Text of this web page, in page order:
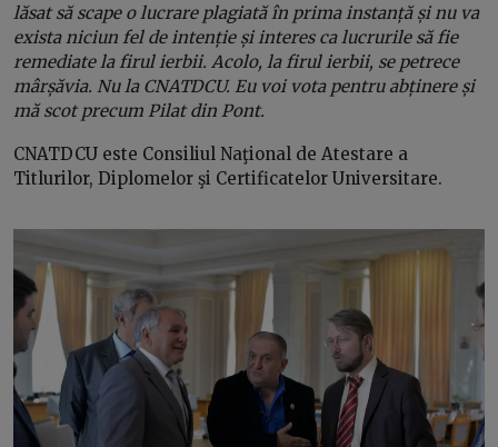
lăsat să scape o lucrare plagiată în prima instanță și nu va
exista niciun fel de intenție și interes ca lucrurile să fie
remediate la firul ierbii. Acolo, la firul ierbii, se petrece
mârșăvia. Nu la CNATDCU. Eu voi vota pentru abținere și
mă scot precum Pilat din Pont.
CNATDCU este Consiliul Naţional de Atestare a
Titlurilor, Diplomelor şi Certificatelor Universitare.